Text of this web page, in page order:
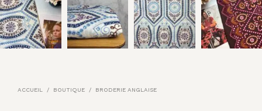
ACCUEIL / BOUTIQUE / BRODERIE ANGLAISE